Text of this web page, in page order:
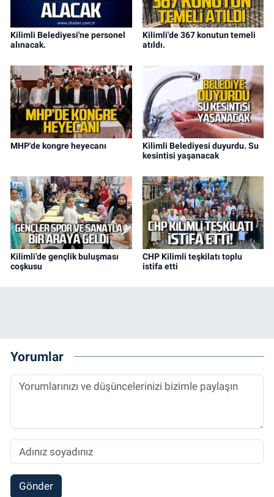
Kilimli Belediyesi'ne personel
alınacak.
Kilimli'de 367 konutun temeli
atıldı.
MHP'de kongre heyecanı
Kilimli Belediyesi duyurdu. Su
kesintisi yaşanacak
Kilimli’de gençlik buluşması
coşkusu
CHP Kilimli teşkilatı toplu
istifa etti
Yorumlar
Gönder